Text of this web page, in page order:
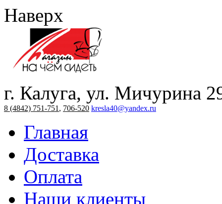
Наверх
г. Калуга, ул. Мичурина
8 (4842) 751-751 , 706-520 kresla40@yandex.ru
Главная
Доставка
Оплата
Наши клиенты